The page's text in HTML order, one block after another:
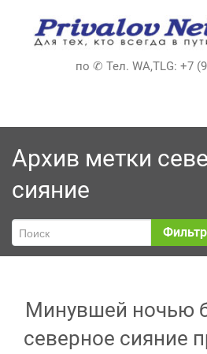
содержимому
по ✆ Тел. WA,TLG: +7
Архив метки
сияние
Минувшей ночью
северное сияние